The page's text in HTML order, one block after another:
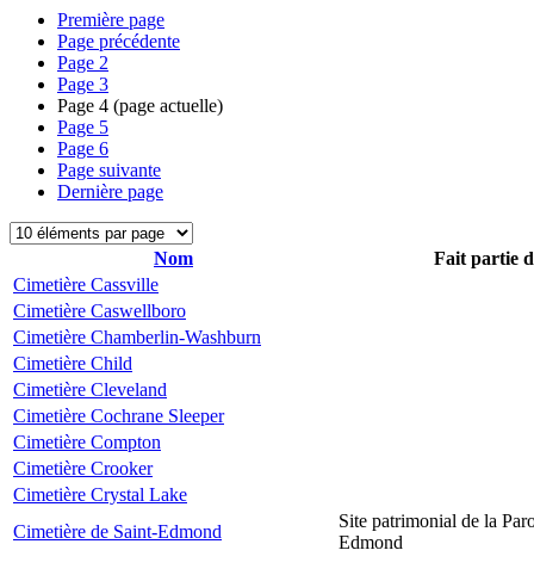
Première page
Page précédente
Page 2
Page 3
Page 4 (page actuelle)
Page 5
Page 6
Page suivante
Dernière page
Nom
Fait partie
Cimetière Cassville
Cimetière Caswellboro
Cimetière Chamberlin-Washburn
Cimetière Child
Cimetière Cleveland
Cimetière Cochrane Sleeper
Cimetière Compton
Cimetière Crooker
Cimetière Crystal Lake
Cimetière de Saint-Edmond
Site patrimonial de la
Edmond